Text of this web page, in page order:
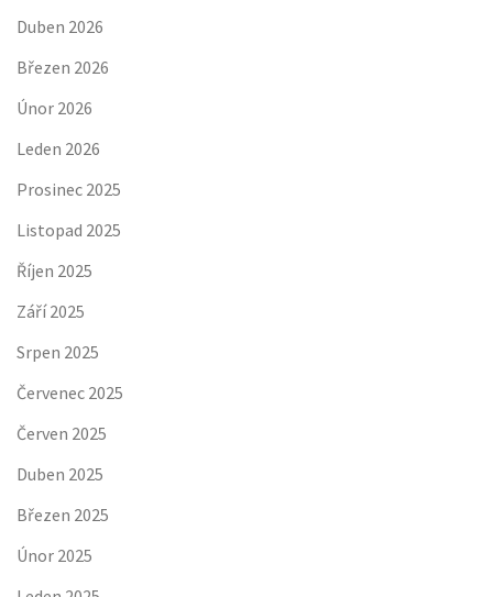
Duben 2026
Březen 2026
Únor 2026
Leden 2026
Prosinec 2025
Listopad 2025
Říjen 2025
Září 2025
Srpen 2025
Červenec 2025
Červen 2025
Duben 2025
Březen 2025
Únor 2025